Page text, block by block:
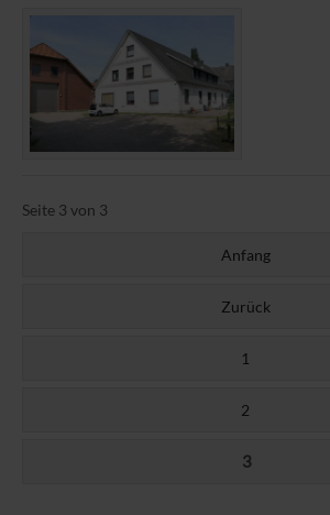
Seite 3 von 3
Anfang
Zurück
1
2
3